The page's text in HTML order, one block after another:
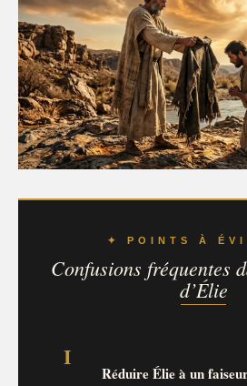
✦ POINTS À
Confusions fréquentes
d’Élie
I
Réduire Élie à un